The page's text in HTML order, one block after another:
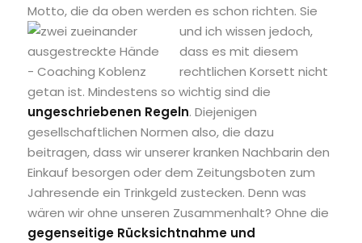
Motto, die da oben werden es schon richten. Sie
und ich wissen jedoch,
dass es mit diesem
rechtlichen Korsett nicht
getan ist. Mindestens so wichtig sind die
ungeschriebenen Regeln. Diejenigen
gesellschaftlichen Normen also, die dazu
beitragen, dass wir unserer kranken Nachbarin den
Einkauf besorgen oder dem Zeitungsboten zum
Jahresende ein Trinkgeld zustecken. Denn was
wären wir ohne unseren Zusammenhalt? Ohne die
gegenseitige Rücksichtnahme und